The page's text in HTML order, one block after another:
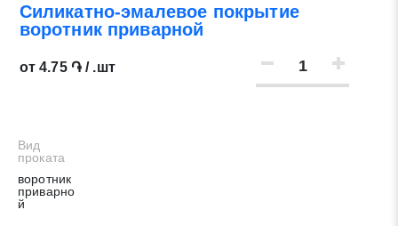
Силикатно-эмалевое покрытие
воротник приварной
от 4.75 ֏ / .шт
Вид
проката
воротник
приварно
й